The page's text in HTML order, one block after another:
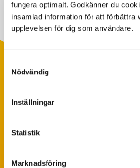
fungera optimalt. Godkänner du
insamlad information för att förbättra
upplevelsen för dig som användare.
Nödvändig
Inställningar
Statistik
Marknadsföring
Foderstatistik